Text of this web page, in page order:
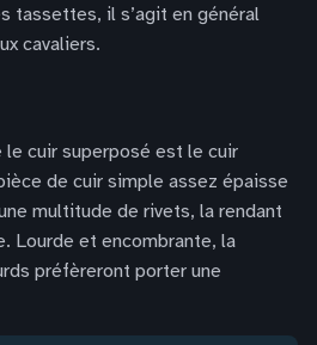
tassettes, il s’agit en général
cavaliers.
le cuir superposé est le cuir
de cuir simple assez épaisse
multitude de rivets, la rendant
Lourde et encombrante, la
préfèreront porter une